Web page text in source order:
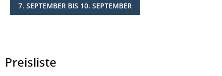
7. SEPTEMBER BIS 10. SEPTEMBER
Preisliste